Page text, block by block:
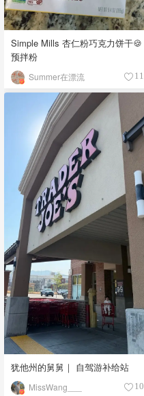
Simple Mills 杏仁粉巧克力饼干🍪
预拌粉
Summer在漂流 11
犹他州的舅舅｜ 自驾游补给站
MissWang___ 10